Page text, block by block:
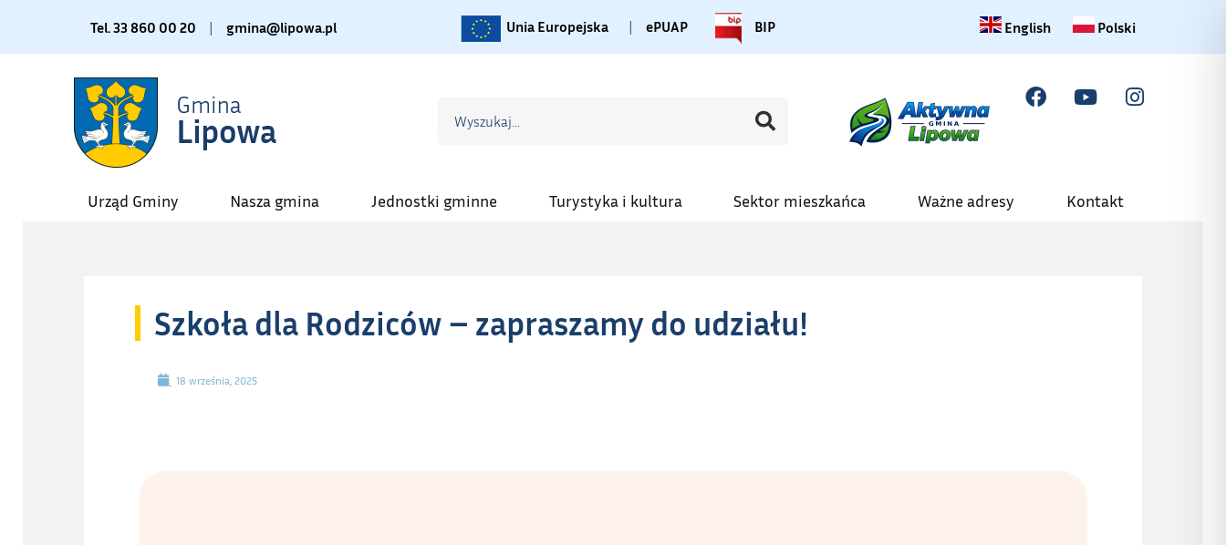
Tel. 33 860 00 20 | gmina@lipowa.pl Unia Europejska | ePUAP BIP Change language to English
English Zmiana języka na polski
Polski
Urząd Gminy Nasza gmina Jednostki gminne Turystyka i kultura Sektor mieszkańca Ważne adresy Kontakt
Szkoła dla Rodziców – zapraszamy do udziału!
18 września, 2025